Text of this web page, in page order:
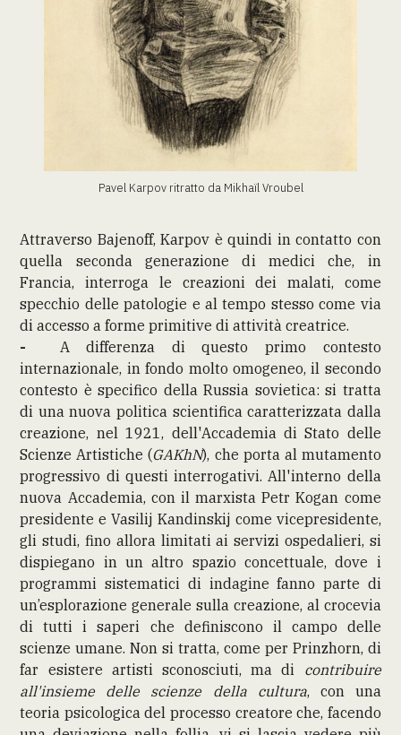
Pavel Karpov ritratto da Mikhaïl Vroubel
Attraverso Bajenoff, Karpov è quindi in contatto con
quella seconda generazione di medici che, in
Francia, interroga le creazioni dei malati, come
specchio delle patologie e al tempo stesso come via
di accesso a forme primitive di attività creatrice.
- A differenza di questo primo contesto
internazionale, in fondo molto omogeneo, il secondo
contesto è specifico della Russia sovietica: si tratta
di una nuova politica scientifica caratterizzata dalla
creazione, nel 1921, dell'Accademia di Stato delle
Scienze Artistiche (GAKhN), che porta al mutamento
progressivo di questi interrogativi. All'interno della
nuova Accademia, con il marxista Petr Kogan come
presidente e Vasilij Kandinskij come vicepresidente,
gli studi, fino allora limitati ai servizi ospedalieri, si
dispiegano in un altro spazio concettuale, dove i
programmi sistematici di indagine fanno parte di
un’esplorazione generale sulla creazione, al crocevia
di tutti i saperi che definiscono il campo delle
scienze umane. Non si tratta, come per Prinzhorn, di
far esistere artisti sconosciuti, ma di contribuire
all'insieme delle scienze della cultura, con una
teoria psicologica del processo creatore che, facendo